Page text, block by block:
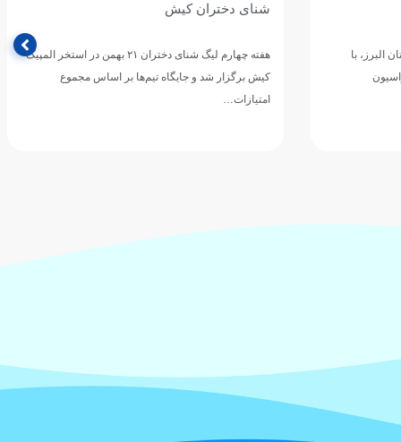
البرز، با
شنای دختران کیش
هفته چهارم لیگ شنای دختران ۲۱ بهمن در استخر المپیک
کیش برگزار شد و جایگاه تیم‌ها بر اساس مجموع
امتیازات…